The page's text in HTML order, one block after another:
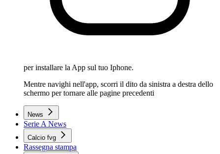
per installare la App sul tuo Iphone.
Mentre navighi nell'app, scorri il dito da sinistra a destra dello
schermo per tornare alle pagine precedenti
News
Serie A News
Calcio fvg
Rassegna stampa